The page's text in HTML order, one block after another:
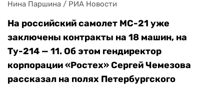
Нина Паршина / РИА Новости
На российский самолет МС-21 уже
заключены контракты на 18 машин, на
Ту-214 — 11. Об этом гендиректор
корпорации «Ростех» Сергей Чемезова
рассказал на полях Петербургского